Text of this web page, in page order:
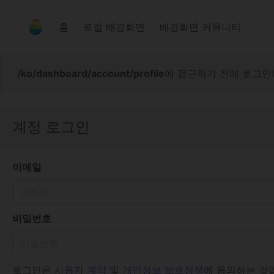
홈 로컬 배경화면 배경화면 커뮤니티
/ko/dashboard/account/profile에 접근하기 전에 로그인
계정 로그인
이메일
비밀번호
로그인은 사용자 계약 및 개인정보 보호정책 에 동의하는 것